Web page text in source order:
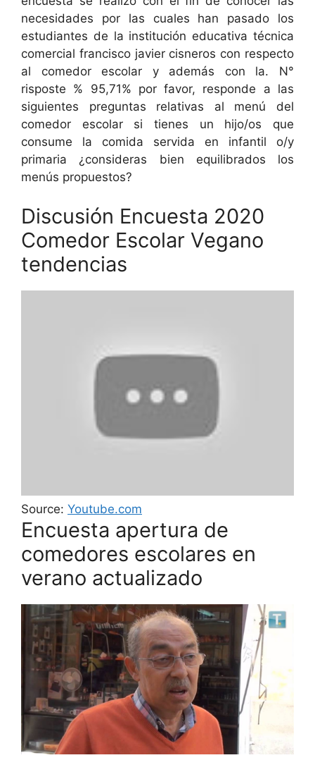
necesidades por las cuales han pasado los
estudiantes de la institución educativa técnica
comercial francisco javier cisneros con respecto
al comedor escolar y además con la. N°
risposte % 95,71% por favor, responde a las
siguientes preguntas relativas al menú del
comedor escolar si tienes un hijo/os que
consume la comida servida en infantil o/y
primaria ¿consideras bien equilibrados los
menús propuestos?
Discusión Encuesta 2020
Comedor Escolar Vegano
tendencias
Source: Youtube.com
Encuesta apertura de
comedores escolares en
verano actualizado